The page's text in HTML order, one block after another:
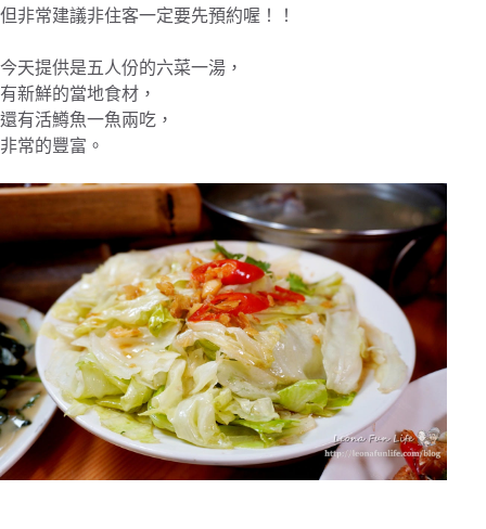
但非常建議非住客一定要先預約喔！！
今天提供是五人份的六菜一湯，
有新鮮的當地食材，
還有活鱒魚一魚兩吃，
非常的豐富。